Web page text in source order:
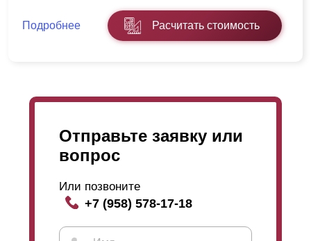
Подробнее Расчитать стоимость
Отправьте заявку или
вопрос
Или позвоните
+7 (958) 578-17-18